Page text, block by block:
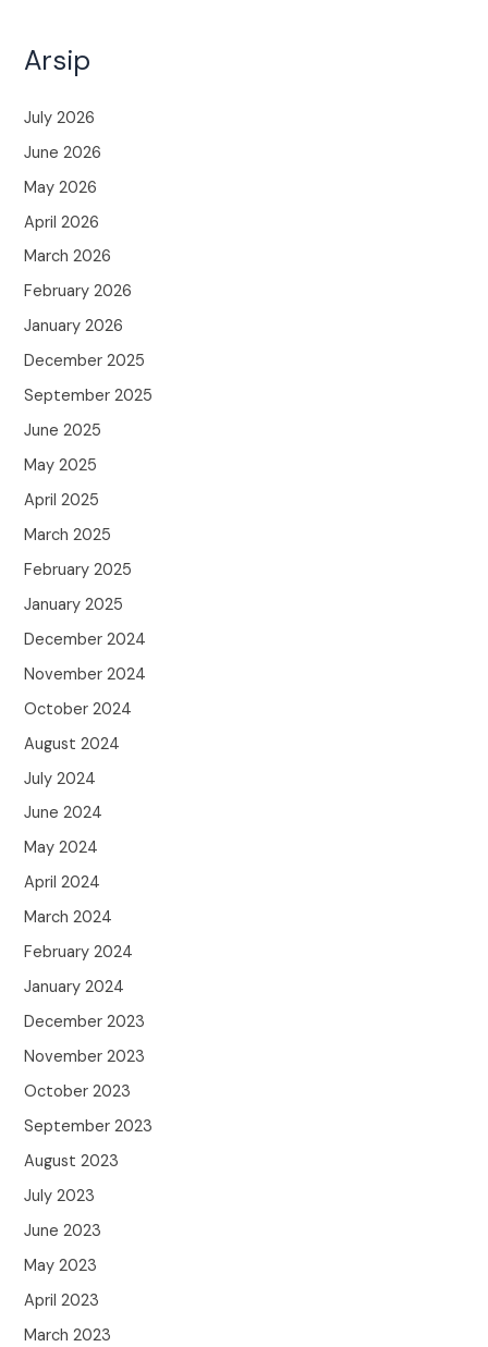
Arsip
July 2026
June 2026
May 2026
April 2026
March 2026
February 2026
January 2026
December 2025
September 2025
June 2025
May 2025
April 2025
March 2025
February 2025
January 2025
December 2024
November 2024
October 2024
August 2024
July 2024
June 2024
May 2024
April 2024
March 2024
February 2024
January 2024
December 2023
November 2023
October 2023
September 2023
August 2023
July 2023
June 2023
May 2023
April 2023
March 2023